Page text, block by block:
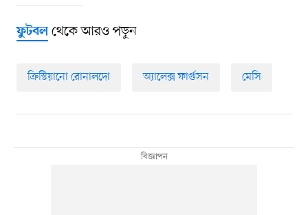
ফুটবলথেকে আরও পড়ুন
ক্রিস্টিয়ানো রোনালদো অ্যালেক্স ফার্গুসন মেসি